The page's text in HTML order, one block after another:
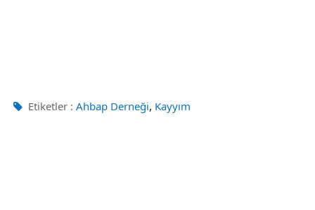
Etiketler : Ahbap Derneği, Kayyım